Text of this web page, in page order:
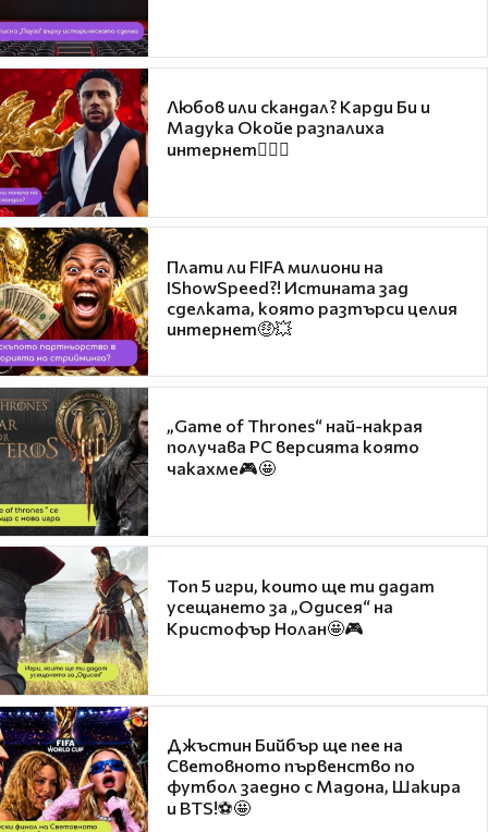
Любов или скандал? Карди Би и
Мадука Окойе разпалиха
интернет❤️‍🔥🔥
Плати ли FIFA милиони на
IShowSpeed?! Истината зад
сделката, която разтърси целия
интернет🤑💥
„Game of Thrones“ най-накрая
получава PC версията която
чакахме🎮🤩
Топ 5 игри, които ще ти дадат
усещането за „Одисея“ на
Кристофър Нолан🤩🎮
Джъстин Бийбър ще пее на
Световното първенство по
футбол заедно с Мадона, Шакира
и BTS!⚽🤩